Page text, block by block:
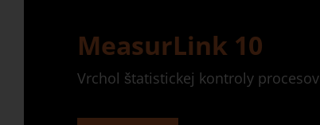
MeasurLink 10
Vrchol štatistickej kontroly procesov